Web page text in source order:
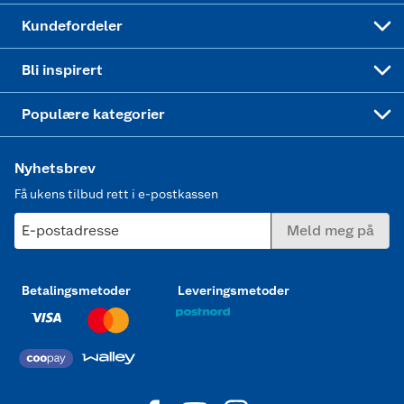
Kundefordeler
Bli inspirert
Populære kategorier
Nyhetsbrev
Få ukens tilbud rett i e-postkassen
E-postadresse Meld meg på
Betalingsmetoder Leveringsmetoder